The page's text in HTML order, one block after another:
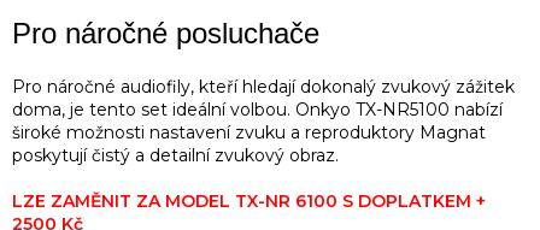
Pro náročné posluchače
Pro náročné audiofily, kteří hledají dokonalý zvukový zážitek
doma, je tento set ideální volbou. Onkyo TX-NR5100 nabízí
široké možnosti nastavení zvuku a reproduktory Magnat
poskytují čistý a detailní zvukový obraz.
LZE ZAMĚNIT ZA MODEL TX-NR 6100 S DOPLATKEM +
2500 Kč